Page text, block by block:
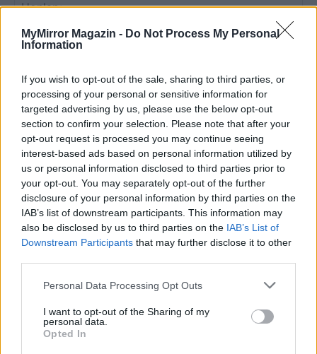
MyMirror Magazin - Do Not Process My Personal
Information
If you wish to opt-out of the sale, sharing to third parties, or
processing of your personal or sensitive information for
targeted advertising by us, please use the below opt-out
section to confirm your selection. Please note that after your
opt-out request is processed you may continue seeing
interest-based ads based on personal information utilized by
us or personal information disclosed to third parties prior to
your opt-out. You may separately opt-out of the further
disclosure of your personal information by third parties on the
IAB’s list of downstream participants. This information may
also be disclosed by us to third parties on the IAB’s List of
Downstream Participants that may further disclose it to other
Personal Data Processing Opt Outs
I want to opt-out of the Sharing of my
personal data.
Opted In
Save my name, email, and website in this browser for the
Notify me of follow-up comments by email.
Notify me of new posts by email.
- Advertisement -
46,301 Rajongók
Követő KÖVETÉS
LEGFRISSEBB